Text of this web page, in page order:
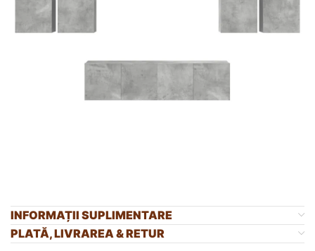
INFORMAȚII SUPLIMENTARE
PLATĂ, LIVRAREA & RETUR